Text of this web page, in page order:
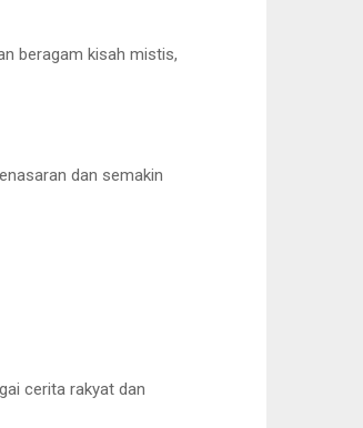
beragam kisah mistis,
dan semakin
cerita rakyat dan